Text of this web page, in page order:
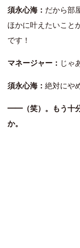
須永心海： だから部
ほかに叶えたいこと
です！
マネージャー： じゃ
須永心海： 絶対にや
━━（笑）。もう十
か。